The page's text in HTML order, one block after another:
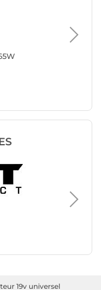
Belkin
19v universel